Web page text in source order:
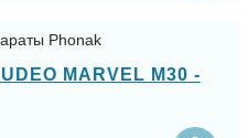
Phonak
MARVEL M30 -